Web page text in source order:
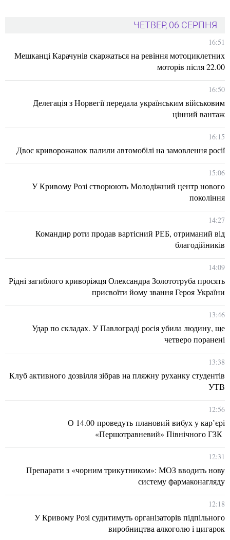
ЧЕТВЕР, 06 СЕРПНЯ
16:51
Мешканці Карачунів скаржаться на ревіння мотоциклетних
моторів після 22.00
16:50
Делегація з Норвегії передала українським військовим
цінний вантаж
16:15
Двоє криворожанок палили автомобілі на замовлення росії
15:06
У Кривому Розі створюють Молодіжний центр нового
покоління
14:27
Командир роти продав вартісний РЕБ, отриманий від
благодійників
14:09
Рідні загиблого криворіжця Олександра Золототруба просять
присвоїти йому звання Героя України
13:46
Удар по складах. У Павлограді росія убила людину, ще
четверо поранені
13:38
Клуб активного дозвілля зібрав на пляжну руханку студентів
УТВ
12:56
О 14.00 проведуть плановий вибух у кар’єрі
«Першотравневий» Північного ГЗК
12:31
Препарати з «чорним трикутником»: МОЗ вводить нову
систему фармаконагляду
12:18
У Кривому Розі судитимуть організаторів підпільного
виробництва алкоголю і цигарок